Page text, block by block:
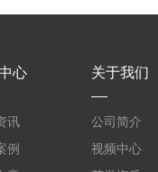
心
讯
例
关于我们
公司简介
视频中心